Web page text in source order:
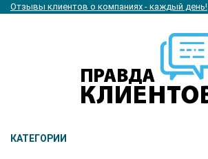
Отзывы клиентов о компаниях - каждый день!
КАТЕГОРИИ